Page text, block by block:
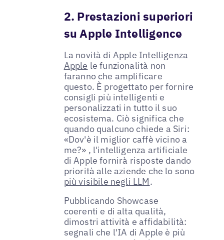
2. Prestazioni superiori
su Apple Intelligence
La novità di Apple Intelligenza
Apple le funzionalità non
faranno che amplificare
questo. È progettato per fornire
consigli più intelligenti e
personalizzati in tutto il suo
ecosistema. Ciò significa che
quando qualcuno chiede a Siri:
«Dov'è il miglior caffè vicino a
me?» , l'intelligenza artificiale
di Apple fornirà risposte dando
priorità alle aziende che lo sono
più visibile negli LLM.
Pubblicando Showcase
coerenti e di alta qualità,
dimostri attività e affidabilità:
segnali che l'IA di Apple è più